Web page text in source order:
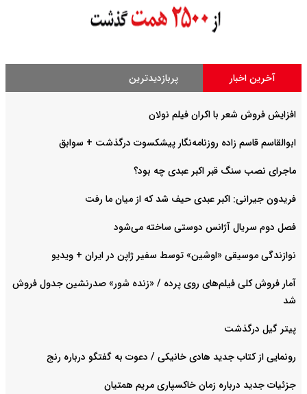
آخرین اخبار پربازدیدترین
افزایش فروش شعر با اکران فیلم نولان
ابوالقاسم قاسم زاده روزنامه‌نگار پیشکسوت درگذشت + سوابق
ماجرای نصب سنگ قبر اکبر عبدی چه بود؟
فریدون جیرانی: اکبر عبدی حیف شد که از میان ما رفت
فصل دوم سریال آژانس دوستی ساخته می‌شود
نوازندگی موسیقی «اوشین» توسط سفیر ژاپن در ایران + ویدیو
آمار فروش کلی فیلم‌های روی پرده / «زنده شور» صدرنشین جدول فروش
شد
پیتر گیل درگذشت
رونمایی از کتاب جدید هادی خانیکی / دعوت به گفتگو درباره رنج
جزئیات جدید درباره زمان خاکسپاری مریم همتیان